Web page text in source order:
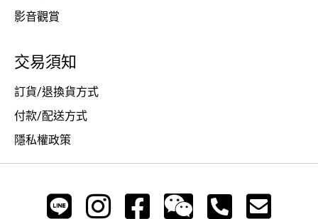
影音觀賞
交易須知
訂貨/退換貨方式
付款/配送方式
隱私權政策